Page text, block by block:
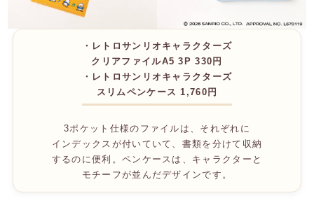
・レトロサンリオキャラクターズ
クリアファイルA5 3P 330円
・レトロサンリオキャラクターズ
スリムペンケース 1,760円
3ポケット仕様のファイルは、それぞれに
インデックスが付いていて、書類を分けて収納
するのに便利。ペンケースは、キャラクターと
モチーフが並んだデザインです。